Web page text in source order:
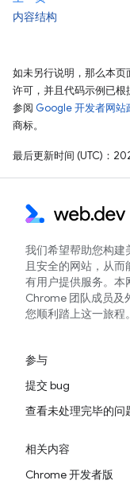
内容结构
如未另行说明，那么本页
许可，并且代码示例已根
参阅 Google 开发者网站
商标。
最后更新时间 (UTC)：
我们希望帮助您构建
且安全的网站，从
有用户提供服务。本
Chrome 团队成员及
您顺利踏上这一旅程。
参与
提交 bug
查看未处理完毕的问
相关内容
Chrome 开发者版